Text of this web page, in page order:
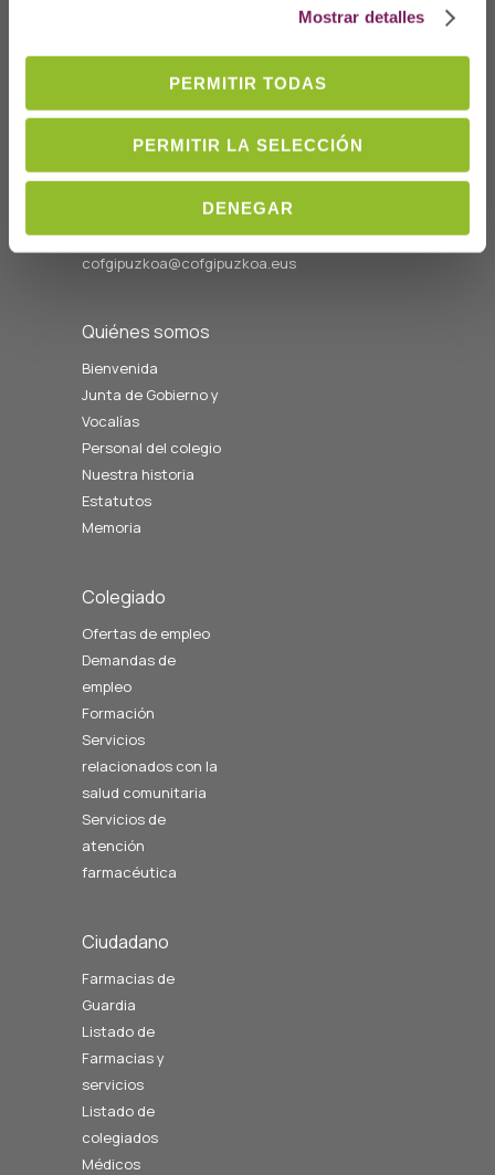
Mostrar detalles
PERMITIR TODAS
PERMITIR LA SELECCIÓN
DENEGAR
Dónde Estamos
Sebastián
08:00 a 14:00
cofgipuzkoa@cofgipuzkoa.eus
Quiénes somos
Bienvenida
Junta de Gobierno y
Vocalías
Personal del colegio
Nuestra historia
Estatutos
Memoria
Colegiado
Ofertas de empleo
Demandas de
empleo
Formación
Servicios
relacionados con la
salud comunitaria
Servicios de
atención
farmacéutica
Ciudadano
Farmacias de
Guardia
Listado de
Farmacias y
servicios
Listado de
colegiados
Médicos